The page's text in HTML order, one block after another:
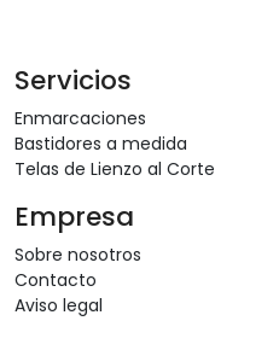
Servicios
Enmarcaciones
Bastidores a medida
Telas de Lienzo al Corte
Empresa
Sobre nosotros
Contacto
Aviso legal